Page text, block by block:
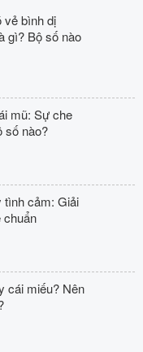
vẻ bình dị
gì? Bộ số nào
mũ: Sự che
số nào?
tình cảm: Giải
chuẩn
cái miếu? Nên